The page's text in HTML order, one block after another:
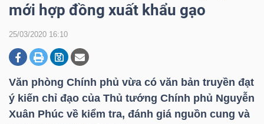
mới hợp đồng xuất khẩu gạo
25/03/2020 16:10
Văn phòng Chính phủ vừa có văn bản truyền đạt
ý kiến chỉ đạo của Thủ tướng Chính phủ Nguyễn
Xuân Phúc về kiểm tra, đánh giá nguồn cung và
CHỨNG
DOANH
NGHIỆP